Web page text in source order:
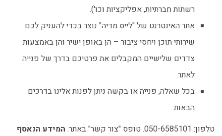
רשתות חברתיות, אפליקציות וכו').
אתר האינטרנט של "לייס מדיה" נוצר בכדי להעניק לכם
שירותי תוכן ויחסי ציבור – הן באופן ישיר והן באמצעות
צדדים שלישיים המקבלים את פרטיכם בדרך של פנייה
לאתר.
בכל שאלה, פנייה או בקשה ניתן לפנות אלינו בדרכים
הבאות:
טלפון: 050-6585101. טופס "צור קשר" באתר.
המידע הנאסף